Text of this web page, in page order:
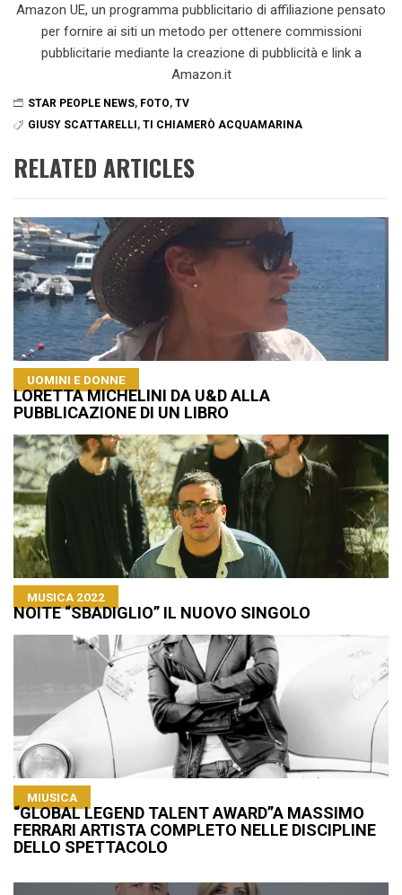
Amazon UE, un programma pubblicitario di affiliazione pensato
per fornire ai siti un metodo per ottenere commissioni
pubblicitarie mediante la creazione di pubblicità e link a
Amazon.it
STAR PEOPLE NEWS, FOTO, TV
GIUSY SCATTARELLI , TI CHIAMERÒ ACQUAMARINA
RELATED ARTICLES
UOMINI E DONNE
LORETTA MICHELINI DA U&D ALLA
PUBBLICAZIONE DI UN LIBRO
MUSICA 2022
NOITE “SBADIGLIO” IL NUOVO SINGOLO
MIUSICA
“GLOBAL LEGEND TALENT AWARD”A MASSIMO
FERRARI ARTISTA COMPLETO NELLE DISCIPLINE
DELLO SPETTACOLO